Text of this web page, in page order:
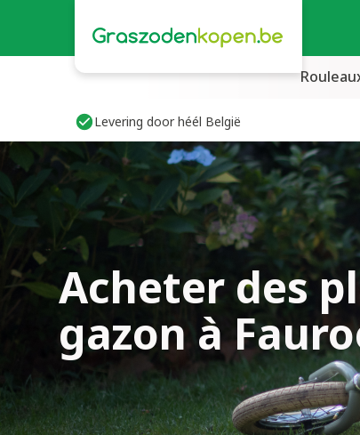
Levering door héél België
Acheter des
gazon à